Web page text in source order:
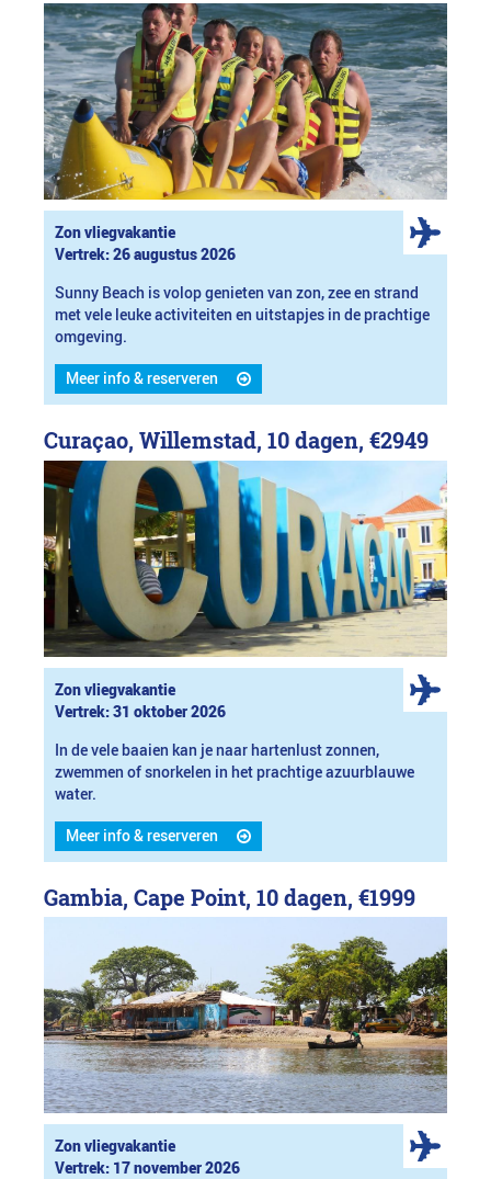
Zon vliegvakantie
Vertrek: 26 augustus 2026
Sunny Beach is volop genieten van zon, zee en strand
met vele leuke activiteiten en uitstapjes in de prachtige
omgeving.
Meer info & reserveren
Curaçao, Willemstad, 10 dagen, €2949
Zon vliegvakantie
Vertrek: 31 oktober 2026
In de vele baaien kan je naar hartenlust zonnen,
zwemmen of snorkelen in het prachtige azuurblauwe
water.
Meer info & reserveren
Gambia, Cape Point, 10 dagen, €1999
Zon vliegvakantie
Vertrek: 17 november 2026